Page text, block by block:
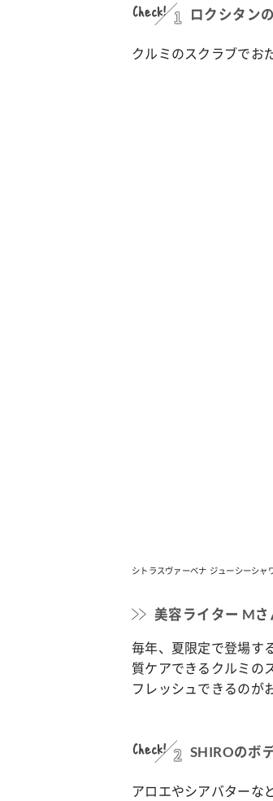
Check! 1 ロクシタン
クルミのスクラブでお
シトラスヴァーベナ ジューシーシャ
美容ライター Mさ
毎年、夏限定で登場す
質ケアできるクルミの
フレッシュできるのが
Check! 2 SHIROのボ
アロエやシアバターな
れ女子が夢中な「ヌン活」の楽しみ方